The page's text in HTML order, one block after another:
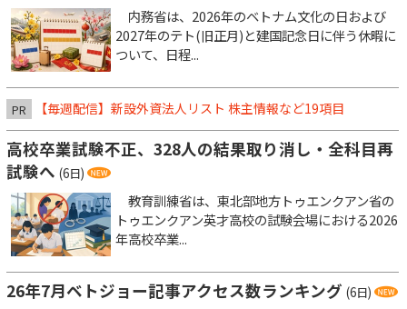
内務省は、2026年のベトナム文化の日および
2027年のテト(旧正月)と建国記念日に伴う休暇に
ついて、日程...
PR 【毎週配信】新設外資法人リスト 株主情報など19項目
高校卒業試験不正、328人の結果取り消し・全科目再
試験へ (6日)
教育訓練省は、東北部地方トゥエンクアン省の
トゥエンクアン英才高校の試験会場における2026
年高校卒業...
26年7月ベトジョー記事アクセス数ランキング (6日)